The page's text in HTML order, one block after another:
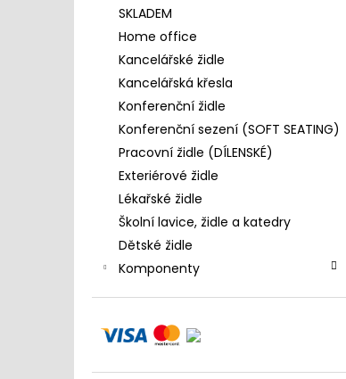
SKLADEM
Home office
Kancelářské židle
Kancelářská křesla
Konferenční židle
Konferenční sezení (SOFT SEATING)
Pracovní židle (DÍLENSKÉ)
Exteriérové židle
Lékařské židle
Školní lavice, židle a katedry
Dětské židle
Komponenty
4 390 Kč